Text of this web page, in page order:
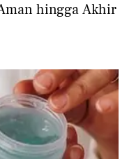
hingga Akhir